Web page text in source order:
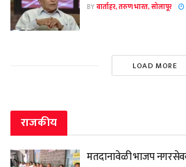
BYवार्ताहर, तरुण भारत, सोलापूर
LOAD MORE
राजकीय
मतदानावेळी भाजप